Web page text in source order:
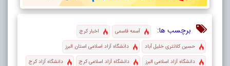
برچسب ها: آسمه قاسمی
اخبار کرج
حسین کلانتری خلیل آباد
دانشگاه آزاد اسلامی استان البرز
دانشگاه آزاد اسلامی البرز
دانشگاه آزاد اسلامی کرج
دانشگاه آزاد کرج